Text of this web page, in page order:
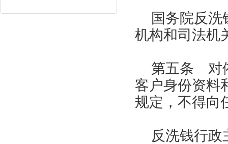
国务院反
机构和司法机
第五条 对
客户身份资料
规定，不得向
反洗钱行政